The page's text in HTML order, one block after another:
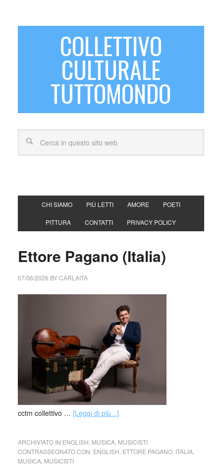
COLLETTIVO
CULTURALE
TUTTOMONDO
CHI SIAMO PIÙ LETTI AMORE POETI
PITTURA CONTATTI PRIVACY POLICY
Ettore Pagano (Italia)
07/06/2026 BYCARLAITA
cctm collettivo … [Leggi di più...]
ARCHIVIATO IN:ENGLISH MUSICA, MUSICISTI
CONTRASSEGNATO CON: ENGLISH ETTORE PAGANO, ITALIA,
MUSICA, MUSICISTI